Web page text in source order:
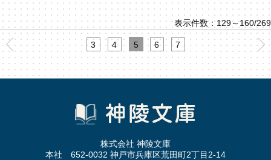
表示件数：129～160/269
3 4 5 6 7
株式会社 神陵文庫
本社 652-0032 神戸市兵庫区荒田町2丁目2-14